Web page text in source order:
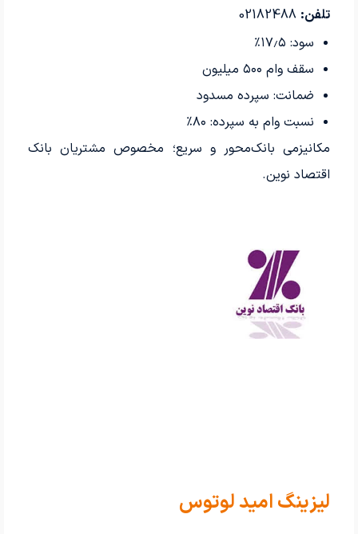
تلفن:
سود: ۱۷٫۵٪
سقف وام ۵۰۰ میلیون
ضمانت: سپرده مسدود
نسبت وام به سپرده: ۸۰٪
مکانیزمی بانک‌محور و سریع؛ مخصوص مشتریان بانک
اقتصاد نوین.
لیزینگ امید لوتوس